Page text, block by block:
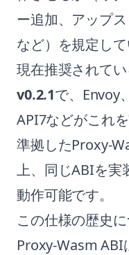
ー追加、アップ
など）を規定して
現在推奨されて
v0.2.1で、Envoy
API7などがこれ
準拠したProxy-
上、同じABIを実
動作可能です。
この仕様の歴史
Proxy-Wasm